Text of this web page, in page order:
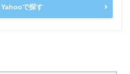
Yahooで探す